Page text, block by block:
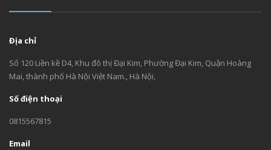
Địa chỉ
Số 120 Liền kề D4, Khu đô thị Đại Kim, Phường Đại Kim, Quận Hoàng
Mai, thành phố Hà Nội Việt Nam., Hà Nội,
Số điện thoại
0815567815
Email